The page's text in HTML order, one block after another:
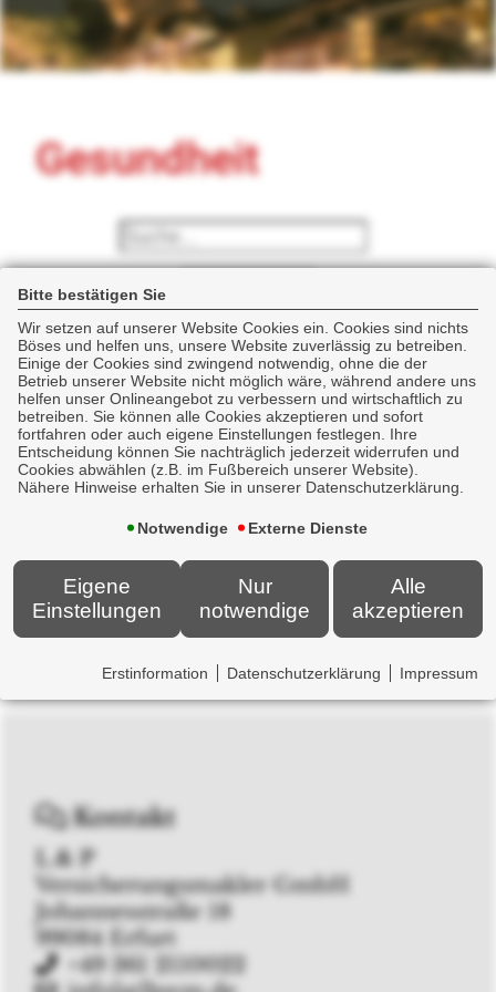
Bitte bestätigen Sie
Wir setzen auf unserer Website Cookies ein. Cookies sind nichts
Böses und helfen uns, unsere Website zuverlässig zu betreiben.
Einige der Cookies sind zwingend notwendig, ohne die der
Betrieb unserer Website nicht möglich wäre, während andere uns
helfen unser Onlineangebot zu verbessern und wirtschaftlich zu
betreiben. Sie können alle Cookies akzeptieren und sofort
fortfahren oder auch eigene Einstellungen festlegen. Ihre
Entscheidung können Sie nachträglich jederzeit widerrufen und
Cookies abwählen (z.B. im Fußbereich unserer Website).
Nähere Hinweise erhalten Sie in unserer Datenschutzerklärung.
Notwendige Externe Dienste
Eigene
Einstellungen
Nur
notwendige
Alle
akzeptieren
Erstinformation Datenschutzerklärung Impressum
Gesundheit
Krankenversicherung
Zusatzversicherung
Pflegeversicherung
Kontakt
L & P
Versicherungsmakler GmbH
Johannesstraße 18
99084 Erfurt
+49 361 2110022